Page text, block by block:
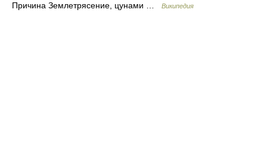
Причина Землетрясение, цунами …
Википедия